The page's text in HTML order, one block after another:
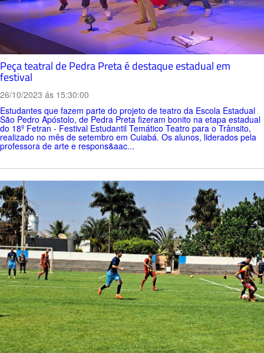
Peça teatral de Pedra Preta é destaque estadual em
festival
26/10/2023 ás 15:30:00
Estudantes que fazem parte do projeto de teatro da Escola Estadual
São Pedro Apóstolo, de Pedra Preta fizeram bonito na etapa estadual
do 18º Fetran - Festival Estudantil Temático Teatro para o Trânsito,
realizado no mês de setembro em Cuiabá. Os alunos, liderados pela
professora de arte e respons&aac...